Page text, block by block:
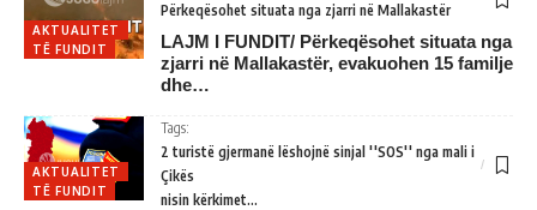
AKTUALITET
TË FUNDIT
Përkeqësohet situata nga zjarri në Mallakastër
LAJM I FUNDIT/ Përkeqësohet situata nga
zjarri në Mallakastër, evakuohen 15 familje
dhe…
AKTUALITET
TË FUNDIT
Tags:
2 turistë gjermanë lëshojnë sinjal ''SOS'' nga mali i
Çikës
nisin kërkimet...